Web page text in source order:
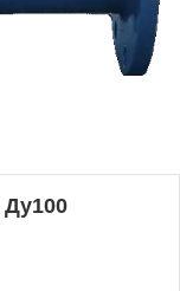
Ду100